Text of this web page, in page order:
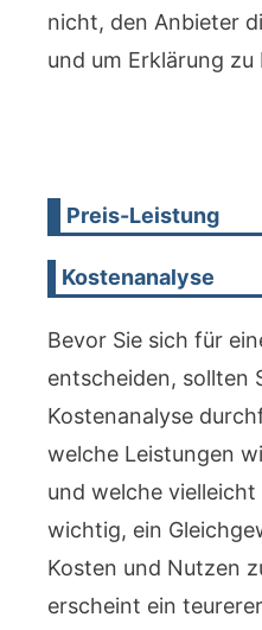
nicht, den Anbieter
und um Erklärung zu
Preis-Leistung
Kostenanalyse
Bevor Sie sich für
entscheiden, sollten
Kostenanalyse
welche Leistungen
und welche
wichtig, ein
Kosten und Nutzen
erscheint ein